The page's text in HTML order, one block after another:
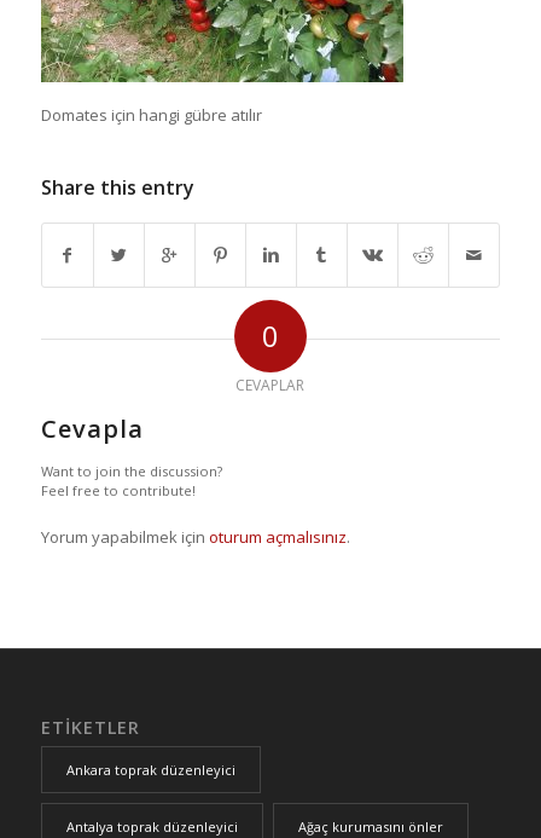
Domates için hangi gübre atılır
Share this entry
0
CEVAPLAR
Cevapla
Want to join the discussion?
Feel free to contribute!
Yorum yapabilmek için oturum açmalısınız.
ETIKETLER
Ankara toprak düzenleyici
Antalya toprak düzenleyici Ağaç kurumasını önler